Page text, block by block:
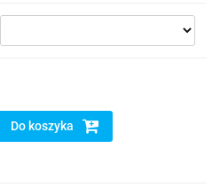
Do koszyka